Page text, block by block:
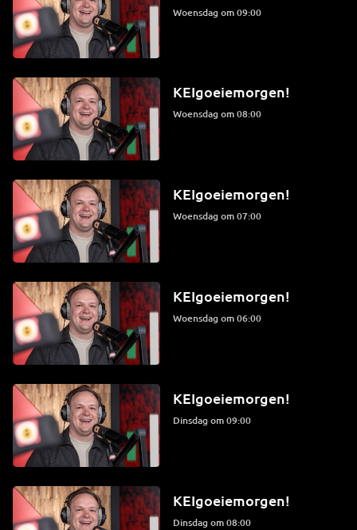
woensdag om 09:00
KEIgoeiemorgen!
woensdag om 08:00
KEIgoeiemorgen!
woensdag om 07:00
KEIgoeiemorgen!
woensdag om 06:00
KEIgoeiemorgen!
dinsdag om 09:00
KEIgoeiemorgen!
dinsdag om 08:00